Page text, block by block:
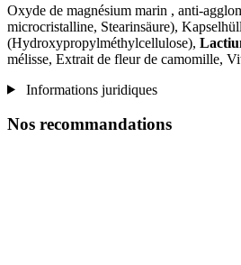
Oxyde de magnésium marin , anti-
microcristalline, Stearinsäure),
(Hydroxypropylméthylcellulose),
mélisse, Extrait de fleur de camomille,
Informations juridiques
Nos recommandations